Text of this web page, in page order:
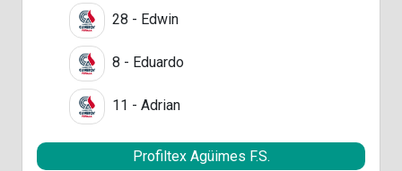
28 - Edwin
8 - Eduardo
11 - Adrian
Profiltex Agüimes F.S.